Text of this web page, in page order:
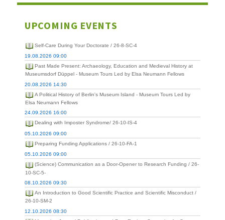
UPCOMING EVENTS
Self-Care During Your Doctorate / 26-8-SC-4
19.08.2026 09:00
Past Made Present: Archaeology, Education and Medieval History at
Museumsdorf Düppel - Museum Tours Led by Elsa Neumann Fellows
20.08.2026 14:30
A Political History of Berlin's Museum Island - Museum Tours Led by
Elsa Neumann Fellows
24.09.2026 16:00
Dealing with Imposter Syndrome/ 26-10-IS-4
05.10.2026 09:00
Preparing Funding Applications / 26-10-FA-1
05.10.2026 09:00
(Science) Communication as a Door-Opener to Research Funding / 26-
10-SC-5-
08.10.2026 09:30
An Introduction to Good Scientific Practice and Scientific Misconduct /
26-10-SM-2
12.10.2026 08:30